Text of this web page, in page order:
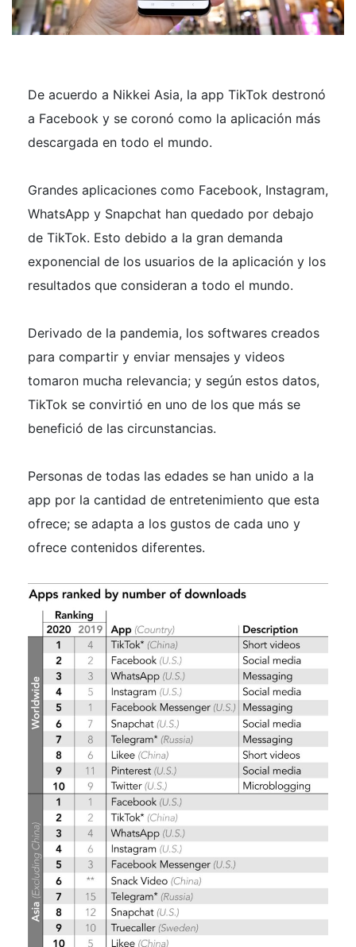
De acuerdo a Nikkei Asia, la app TikTok destronó
a Facebook y se coronó como la aplicación más
descargada en todo el mundo.
Grandes aplicaciones como Facebook, Instagram,
WhatsApp y Snapchat han quedado por debajo
de TikTok. Esto debido a la gran demanda
exponencial de los usuarios de la aplicación y los
resultados que consideran a todo el mundo.
Derivado de la pandemia, los softwares creados
para compartir y enviar mensajes y videos
tomaron mucha relevancia; y según estos datos,
TikTok se convirtió en uno de los que más se
benefició de las circunstancias.
Personas de todas las edades se han unido a la
app por la cantidad de entretenimiento que esta
ofrece; se adapta a los gustos de cada uno y
ofrece contenidos diferentes.